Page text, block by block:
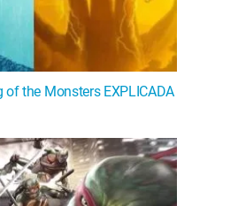
of the Monsters EXPLICADA